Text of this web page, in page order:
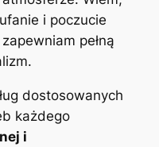
i poczucie
pełną
dostosowanych
każdego
i